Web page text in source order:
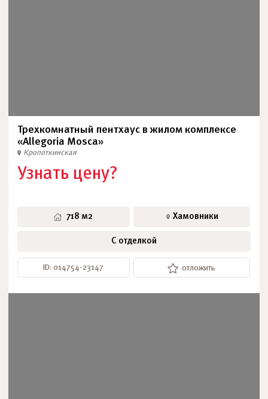
Трехкомнатный пентхаус в жилом комплексе
«Allegoria Mosca»
Кропоткинская
Узнать цену?
718 м2 Хамовники
С отделкой
ID: 014754-23147 отложить